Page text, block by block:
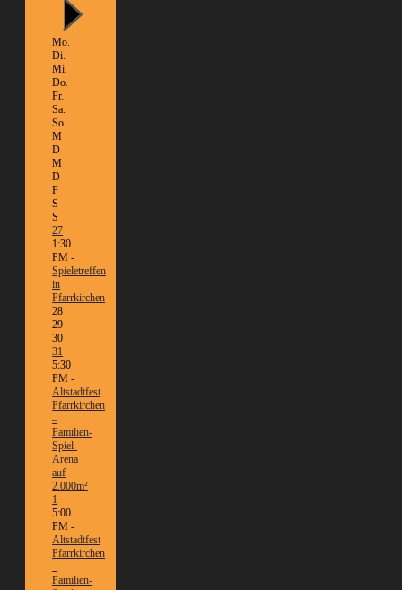
Mo.
Di.
Mi.
Do.
Fr.
Sa.
So.
M
D
M
D
F
S
S
27
1:30
PM -
Spieletreffen
in
Pfarrkirchen
28
29
30
31
5:30
PM -
Altstadtfest
Pfarrkirchen
–
Familien-
Spiel-
Arena
auf
2.000m²
1
5:00
PM -
Altstadtfest
Pfarrkirchen
–
Familien-